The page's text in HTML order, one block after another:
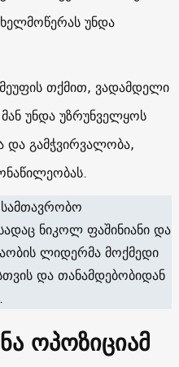
უნდა
თქმით, ვადამდელი
უნდა უზრუნველყოს
და გამჭვირვალობა,
სამთავრობო
ნიკოლ ფაშინიანი და
ლიდერმა მოქმედი
და თანამდებობიდან
ოპოზიციამ